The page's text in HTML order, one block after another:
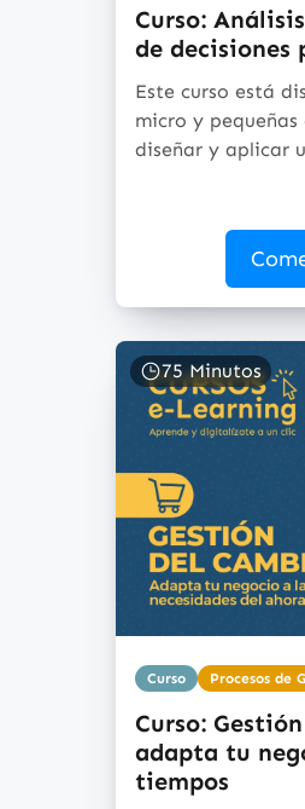
Curso:
de decisiones
Este curso está
micro y pequeñas
diseñar y aplicar
75 Minutos
Curso Procesos de
Curso:
adapta tu
tiempos